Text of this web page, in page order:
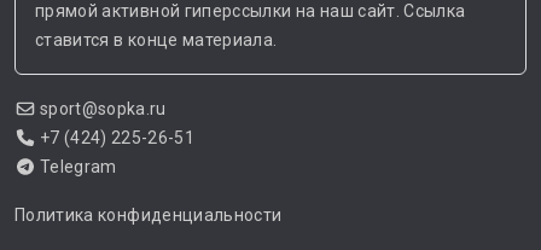
прямой активной гиперссылки на наш сайт. Ссылка
ставится в конце материала.
sport@sopka.ru
+7 (424) 225-26-51
Telegram
Политика конфиденциальности